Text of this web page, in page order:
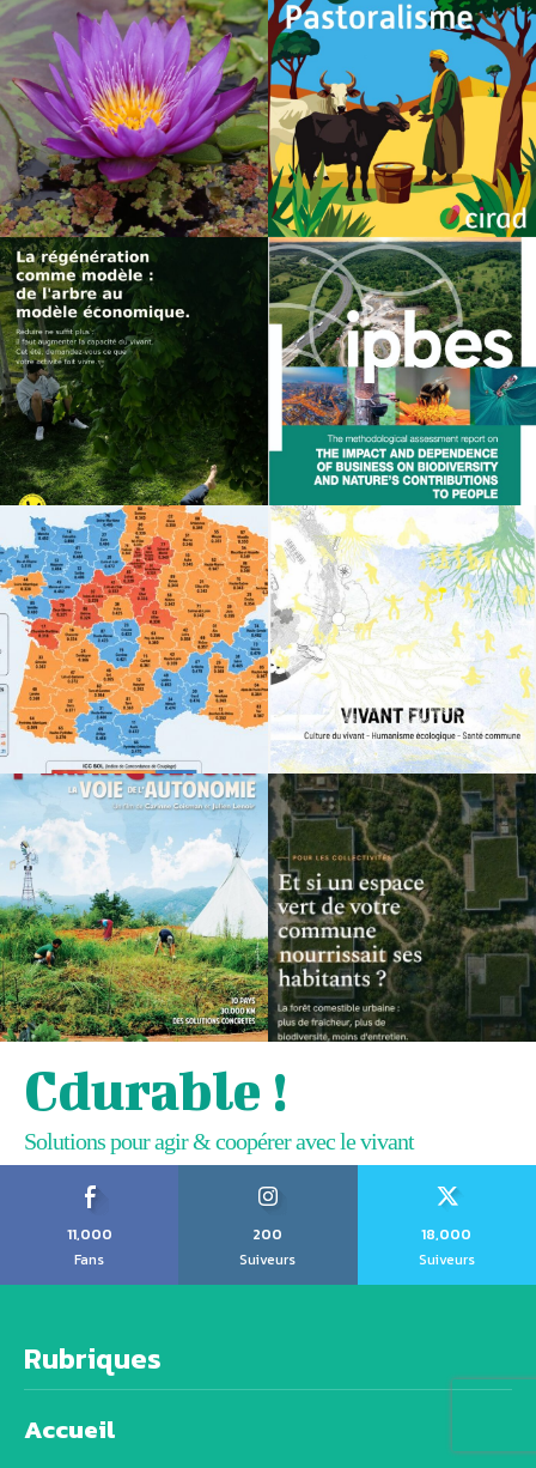
Cdurable !
Solutions pour agir & coopérer avec le vivant
11,000
Fans
200
Suiveurs
18,000
Suiveurs
Rubriques
Accueil